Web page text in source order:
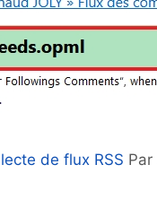
de flux RSS Par